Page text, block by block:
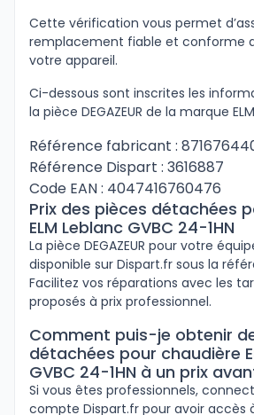
Cette vérification vous permet
remplacement fiable et conforme
votre appareil.
Ci-dessous sont inscrites les
la pièce DEGAZEUR de la marque
Référence fabricant :
Référence Dispart : 3616887
Code EAN : 4047416760476
Prix des pièces détachées
ELM Leblanc GVBC 24-1HN
La pièce DEGAZEUR pour votre
disponible sur Dispart.fr sous la
Facilitez vos réparations avec les
proposés à prix professionnel.
Comment puis-je obtenir
détachées pour chaudière
GVBC 24-1HN à un prix
Si vous êtes professionnels,
compte Dispart.fr pour avoir accès